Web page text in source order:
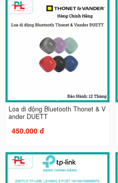
Loa di động Bluetooth Thonet & V
ander DUETT
450.000 đ